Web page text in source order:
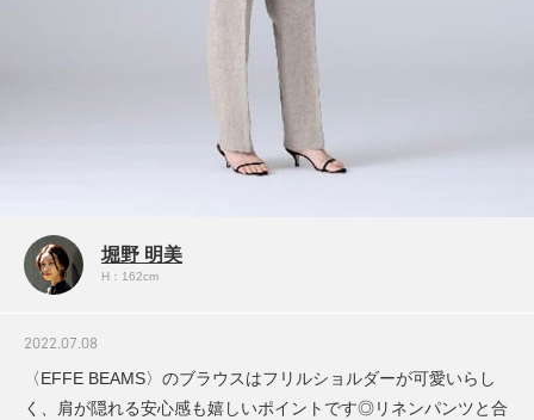
堀野 明美
H：162cm
2022.07.08
〈EFFE BEAMS〉のブラウスはフリルショルダーが可愛いらし
く、肩が隠れる安心感も嬉しいポイントです◎リネンパンツと合